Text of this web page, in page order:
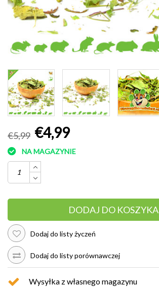
€5,99 €4,99
NA MAGAZYNIE
DODAJ DO KOSZYKA
Dodaj do listy życzeń
Dodaj do listy porównawczej
Wysyłka z własnego magazynu